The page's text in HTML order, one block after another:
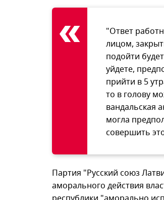
"Ответ
лицом,
подойти
уйдете,
прийти в 5
то в голову
вандальская
могла
совершить
Партия "Русский союз
аморального действия